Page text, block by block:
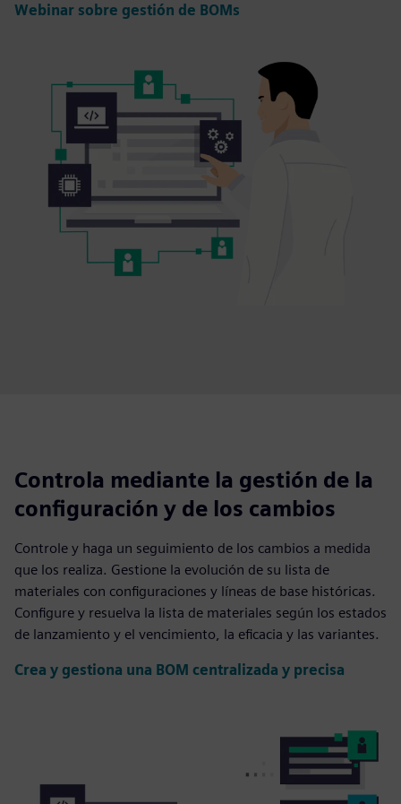
Webinar sobre gestión de BOMs
Controla mediante la gestión de la
configuración y de los cambios
Controle y haga un seguimiento de los cambios a medida
que los realiza. Gestione la evolución de su lista de
materiales con configuraciones y líneas de base históricas.
Configure y resuelva la lista de materiales según los estados
de lanzamiento y el vencimiento, la eficacia y las variantes.
Crea y gestiona una BOM centralizada y precisa